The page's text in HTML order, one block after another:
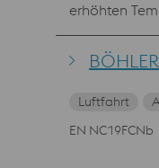
erhöhten
Luftfahrt
EN NC19FCNb